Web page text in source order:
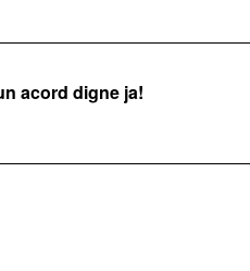
acord digne ja!